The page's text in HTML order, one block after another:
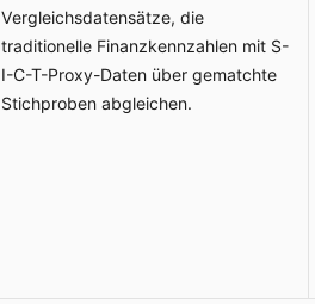
Vergleichsdatensätze, die
traditionelle Finanzkennzahlen mit S-
I-C-T-Proxy-Daten über gematchte
Stichproben abgleichen.